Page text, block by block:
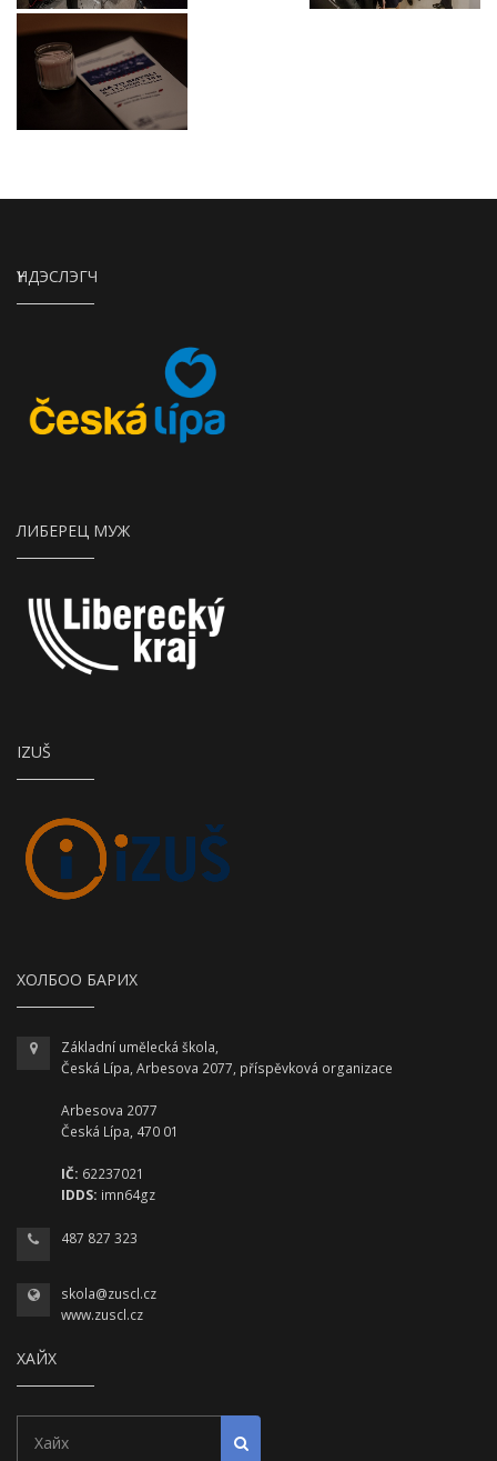
ҮНДЭСЛЭГЧ
ЛИБЕРЕЦ МУЖ
IZUŠ
ХОЛБОО БАРИХ
Základní umělecká škola,
Česká Lípa, Arbesova 2077, příspěvková organizace
Arbesova 2077
Česká Lípa, 470 01
IČ: 62237021
IDDS: imn64gz
487 827 323
skola@zuscl.cz
www.zuscl.cz
ХАЙХ
Хайлт эхлүүлэх